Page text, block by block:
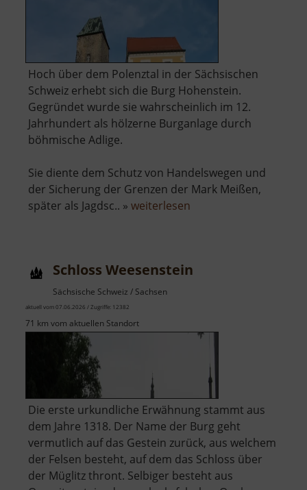
Hoch über dem Polenztal in der Sächsischen
Schweiz erhebt sich die Burg Hohenstein.
Gegründet wurde sie wahrscheinlich im 12.
Jahrhundert als hölzerne Burganlage durch
böhmische Adlige.
Sie diente dem Schutz von Handelswegen und
der Sicherung der Grenzen der Mark Meißen,
später als Jagdsc.. » weiterlesen
Hohnstein
Schloss Weesenstein
Sächsische Schweiz / Sachsen
aktuell vom 07.06.2026 / Zugriffe: 12382
71 km vom aktuellen Standort
Die erste urkundliche Erwähnung stammt aus
dem Jahre 1318. Der Name der Burg geht
vermutlich auf das Gestein zurück, aus welchem
der Felsen besteht, auf dem das Schloss über
der Müglitz thront. Selbiger besteht aus